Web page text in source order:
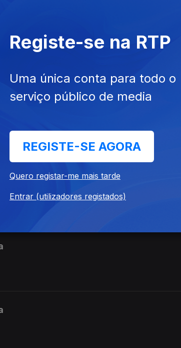
Registe-se na RTP
Uma única conta para todo o
serviço público de media
REGISTE-SE AGORA
Quero registar-me mais tarde
Entrar (utilizadores registados)